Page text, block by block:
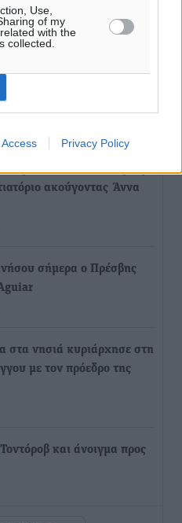
Use,
of my
with the
collected.
Privacy Policy
δωρεές οργάνων στην
σε άξονα και
ακούγοντας Άννα
σήμερα ο Πρέσβης
στα νησιά κυριάρχησε στη
με τον πρόεδρο της
και άνοιγμα προς